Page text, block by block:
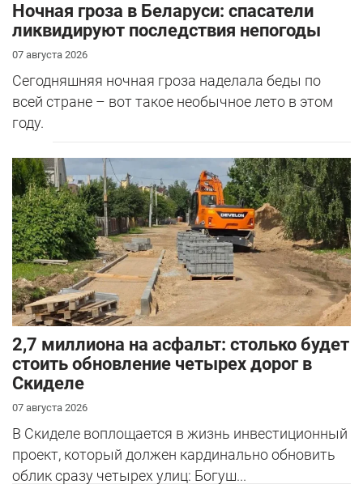
Ночная гроза в Беларуси: спасатели
ликвидируют последствия непогоды
07 августа 2026
Сегодняшняя ночная гроза наделала беды по
всей стране – вот такое необычное лето в этом
году.
2,7 миллиона на асфальт: столько будет
стоить обновление четырех дорог в
Скиделе
07 августа 2026
В Скиделе воплощается в жизнь инвестиционный
проект, который должен кардинально обновить
облик сразу четырех улиц: Богуш...